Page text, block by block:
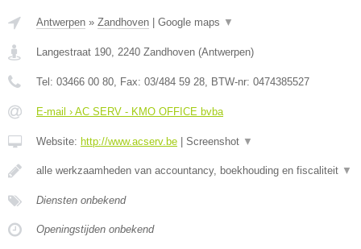
Antwerpen » Zandhoven Google maps ▼
Langestraat 190, 2240 Zandhoven (Antwerpen)
Tel: 03466 00 80, Fax: 03/484 59 28, BTW-nr: 0474385527
E-mail › AC SERV - KMO OFFICE bvba
Website: http://www.acserv.be Screenshot ▼
alle werkzaamheden van accountancy, boekhouding en fiscaliteit ▼
Diensten onbekend
Openingstijden onbekend